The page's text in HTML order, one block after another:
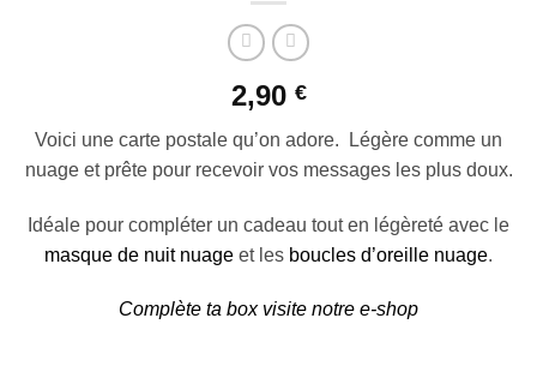
2,90 €
Voici une carte postale qu’on adore. Légère comme un
nuage et prête pour recevoir vos messages les plus doux.
Idéale pour compléter un cadeau tout en légèreté avec le
masque de nuit nuage et les boucles d’oreille nuage.
Complète ta box visite notre e-shop